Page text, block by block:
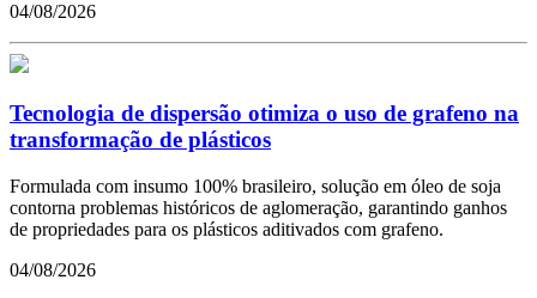
04/08/2026
Tecnologia de dispersão otimiza o uso de grafeno na
transformação de plásticos
Formulada com insumo 100% brasileiro, solução em óleo de soja
contorna problemas históricos de aglomeração, garantindo ganhos
de propriedades para os plásticos aditivados com grafeno.
04/08/2026